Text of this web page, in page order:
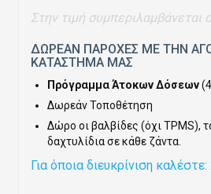
Στην τιμή συμπεριλαμβάνεται
ΔΩΡΕΑΝ ΠΑΡΟΧΕΣ ΜΕ ΤΗΝ
ΚΑΤΑΣΤΗΜΑ ΜΑΣ
Πρόγραμμα Άτοκων Δόσεων
Δωρεάν Τοποθέτηση
Δώρο οι βαλβίδες (όχι TPMS),
δαχτυλίδια σε κάθε ζάντα.
Για όποια διευκρίνιση